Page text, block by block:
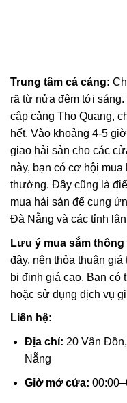
Trung tâm cá cảng:
rã từ nửa đêm tới
cập cảng Thọ Quang,
hết. Vào khoảng 4-5
giao hải sản cho các
này, bạn có cơ hội
thường. Đây cũng là
mua hải sản để cung
Đà Nẵng và các tỉnh
Lưu ý mua sắm thông
đây, nên thỏa thuận
bị định giá cao. Bạn có
hoặc sử dụng dịch vụ
Liên hệ:
Địa chỉ: 20 Vân
Nẵng
Giờ mở cửa: